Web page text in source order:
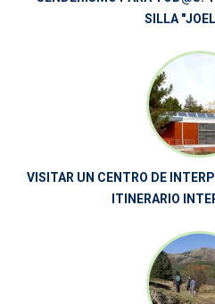
SILLA
VISITAR UN CENTRO DE
ITINERARIO